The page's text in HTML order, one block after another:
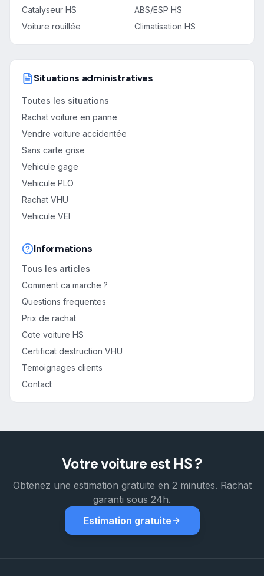
Catalyseur HS
ABS/ESP HS
Voiture rouillée
Climatisation HS
Situations administratives
Toutes les situations
Rachat voiture en panne
Vendre voiture accidentée
Sans carte grise
Vehicule gage
Vehicule PLO
Rachat VHU
Vehicule VEI
Informations
Tous les articles
Comment ca marche ?
Questions frequentes
Prix de rachat
Cote voiture HS
Certificat destruction VHU
Temoignages clients
Contact
Votre voiture est HS ?
Obtenez une estimation gratuite en 2 minutes. Rachat
garanti sous 24h.
Estimation gratuite